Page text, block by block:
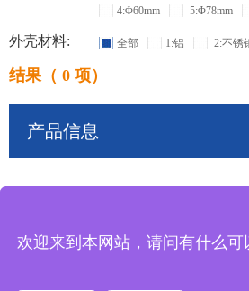
4:Φ60mm
5:Φ78mm
外壳材料: 全部 1:铝 2:不锈
结果（ 0 项）
产品信息
欢迎来到本网站，请问有什么可